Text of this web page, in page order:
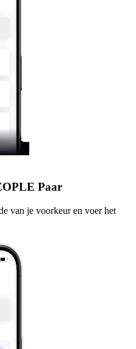
Paar
van je voorkeur en voer het